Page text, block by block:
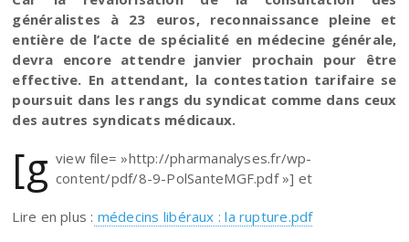
généralistes à 23 euros, reconnaissance pleine et
entière de l’acte de spécialité en médecine générale,
devra encore attendre janvier prochain pour être
effective. En attendant, la contestation tarifaire se
poursuit dans les rangs du syndicat comme dans ceux
des autres syndicats médicaux.
[g view file= »http://pharmanalyses.fr/wp-
content/pdf/8-9-PolSanteMGF.pdf »] et
Lire en plus : médecins libéraux : la rupture.pdf